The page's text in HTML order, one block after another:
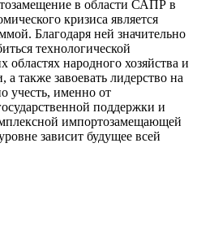
в области САПР в
кризиса является
Благодаря ней значительно
технологической
областях народного хозяйства и
также завоевать лидерство на
учесть, именно от
поддержки и
импортозамещающей
зависит будущее всей